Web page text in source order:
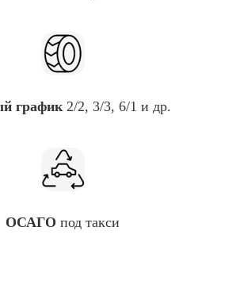
график2/2, 3/3, 6/1 и др.
ОСАГО под такси